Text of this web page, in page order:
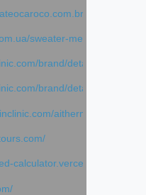
sweater-merino-crew-
brand/detail.php
brand/
aithermage
calculator.vercel.app/feed-